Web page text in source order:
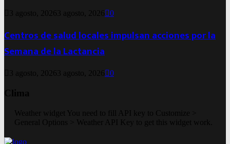
3 agosto, 2026 3 agosto, 2026 0
Centros de salud locales impulsan acciones por la
Semana de la Lactancia
3 agosto, 2026 3 agosto, 2026 0
Clima
Weather widget You need to fill API key to Customize >
General Options > Weather API Key to get this widget work.